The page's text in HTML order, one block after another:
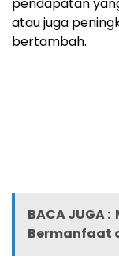
pendapatan
atau juga
bertambah.
BACA JUGA :
Bermanfaat